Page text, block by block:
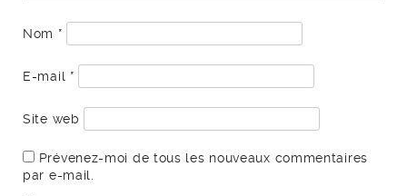
Nom *
E-mail *
Site web
Prévenez-moi de tous les nouveaux commentaires
par e-mail.